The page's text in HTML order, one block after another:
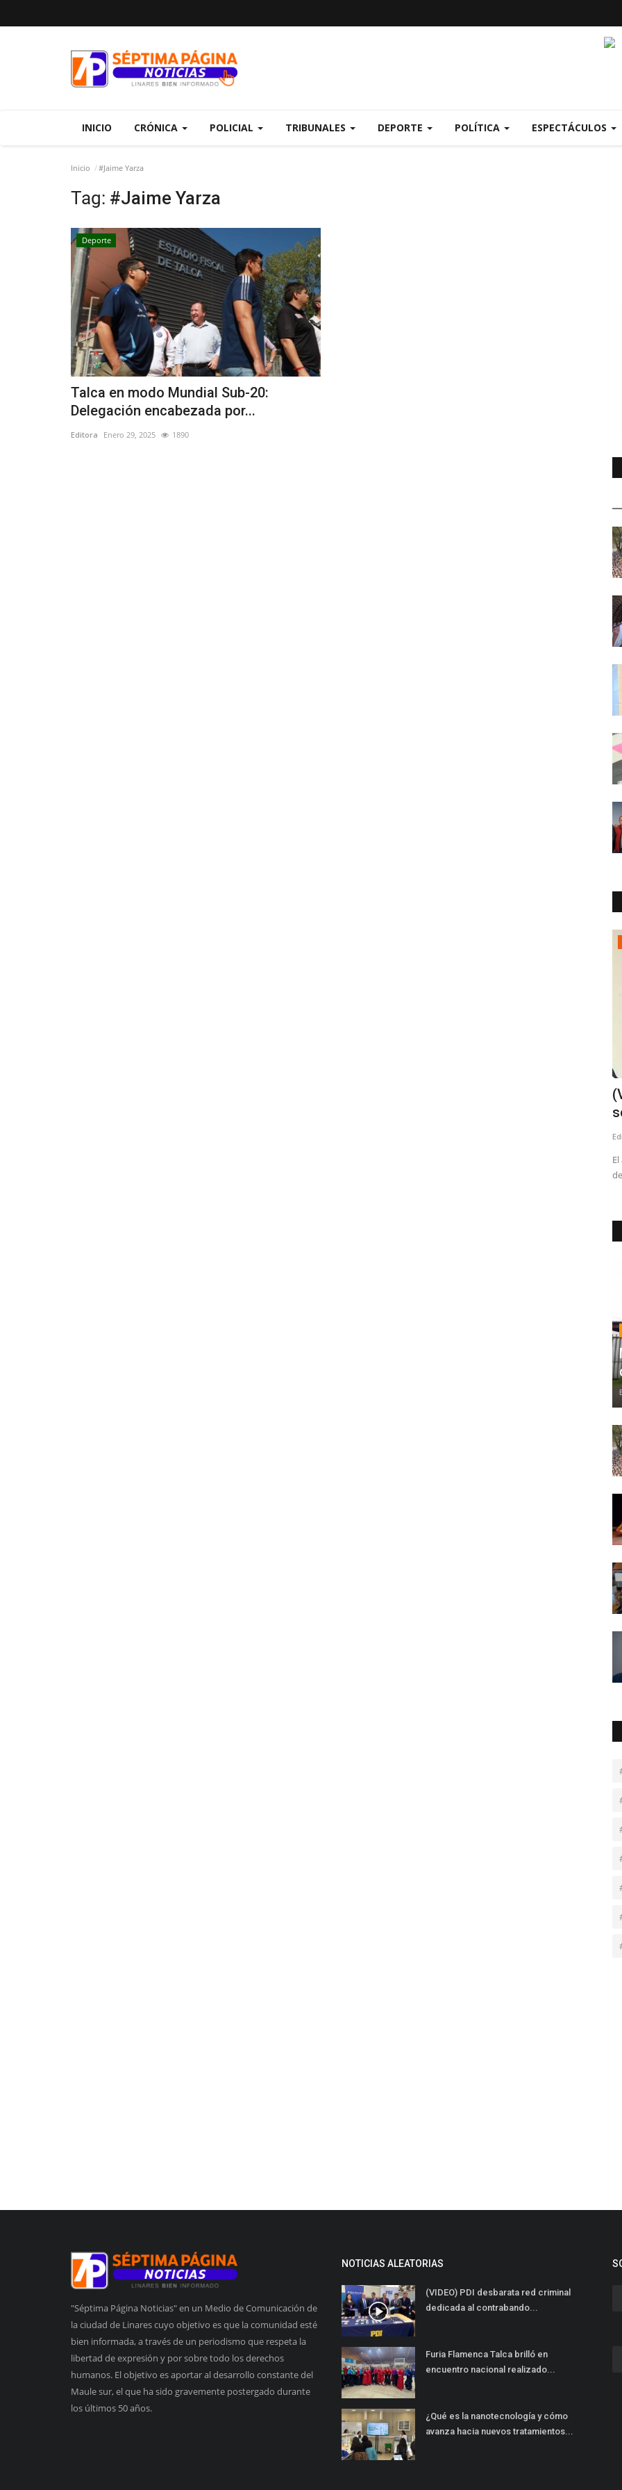
INICIO CRÓNICA POLICIAL TRIBUNALES DEPORTE POLÍTICA ESPECTÁCULOS
Inicio #Jaime Yarza
Tag: #Jaime Yarza
Deporte
Talca en modo Mundial Sub-20:
Delegación encabezada por...
Editora Enero 29, 2025 1890
"Séptima Página Noticias" en un Medio de Comunicación de
la ciudad de Linares cuyo objetivo es que la comunidad esté
bien informada, a través de un periodismo que respeta la
libertad de expresión y por sobre todo los derechos
humanos. El objetivo es aportar al desarrollo constante del
Maule sur, el que ha sido gravemente postergado durante
los últimos 50 años.
NOTICIAS ALEATORIAS
(VIDEO) PDI desbarata red criminal
dedicada al contrabando...
Furia Flamenca Talca brilló en
encuentro nacional realizado...
¿Qué es la nanotecnología y cómo
avanza hacia nuevos tratamientos...